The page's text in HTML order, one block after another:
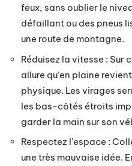
feux, sans oublier le
défaillant ou des pneus
une route de montagne.
Réduisez la vitesse : Sur
allure qu’en plaine
physique. Les virages
les bas-côtés étroits
garder la main sur son
Respectez l’espace :
une très mauvaise idée.